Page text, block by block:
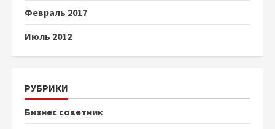
Февраль 2017
Июль 2012
РУБРИКИ
Бизнес советник